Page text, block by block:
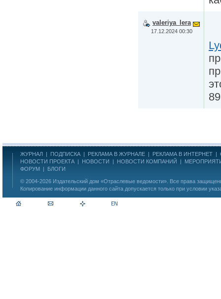
valeriya_lera
17.12.2024 00:30
ЖУРНАЛ | ПОДПИСКА | РЕКЛАМА В ЖУРНАЛЕ | РЕКЛАМА В ИНТЕРНЕТ |
НОВОСТИ ПРОЕКТА | НОВОСТИ | НОВОСТИ КОМПАНИЙ |
ФОРУМ | БЛОГИ
© 2004-2026 Издательский дом «Отраслевые ведомости» . Все права
Копирование информации данного сайта допускается только при условии